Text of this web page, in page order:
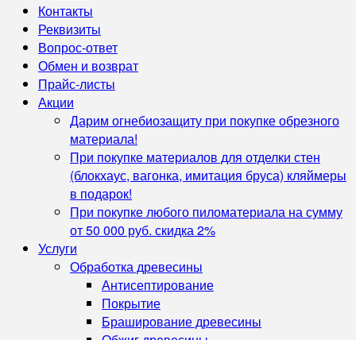
Контакты
Реквизиты
Вопрос-ответ
Обмен и возврат
Прайс-листы
Акции
Дарим огнебиозащиту при покупке обрезного
материала!
При покупке материалов для отделки стен
(блокхаус, вагонка, имитация бруса) кляймеры
в подарок!
При покупке любого пиломатериала на сумму
от 50 000 руб. скидка 2%
Услуги
Обработка древесины
Антисептирование
Покрытие
Браширование древесины